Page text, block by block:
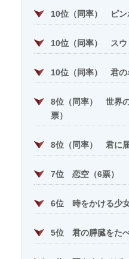
10位（同率） ピン
10位（同率） スウ
10位（同率） 君の
8位（同率） 世界
票）
8位（同率） 君に届
7位 恋空（6票）
6位 時をかける少女
5位 君の膵臓をたべ